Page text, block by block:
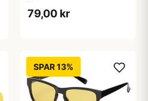
79,00 kr
SPAR 13%